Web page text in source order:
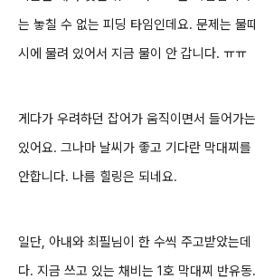
는 놓칠 수 없는 피딩 타임인데요. 문제는 물
시에 물려 있어서 지금 물이 안 갑니다. ㅠㅠ
게다가 우려하던 잡어가 움직이면서 들어가
있어요. 그나마 날씨가 좋고 기다란 막대찌
안합니다. 나름 힐링은 되네요.
일단, 아내와 최필님이 한 수씩 주고받았는
다. 지금 쓰고 있는 채비는 1호 막대찌 반유